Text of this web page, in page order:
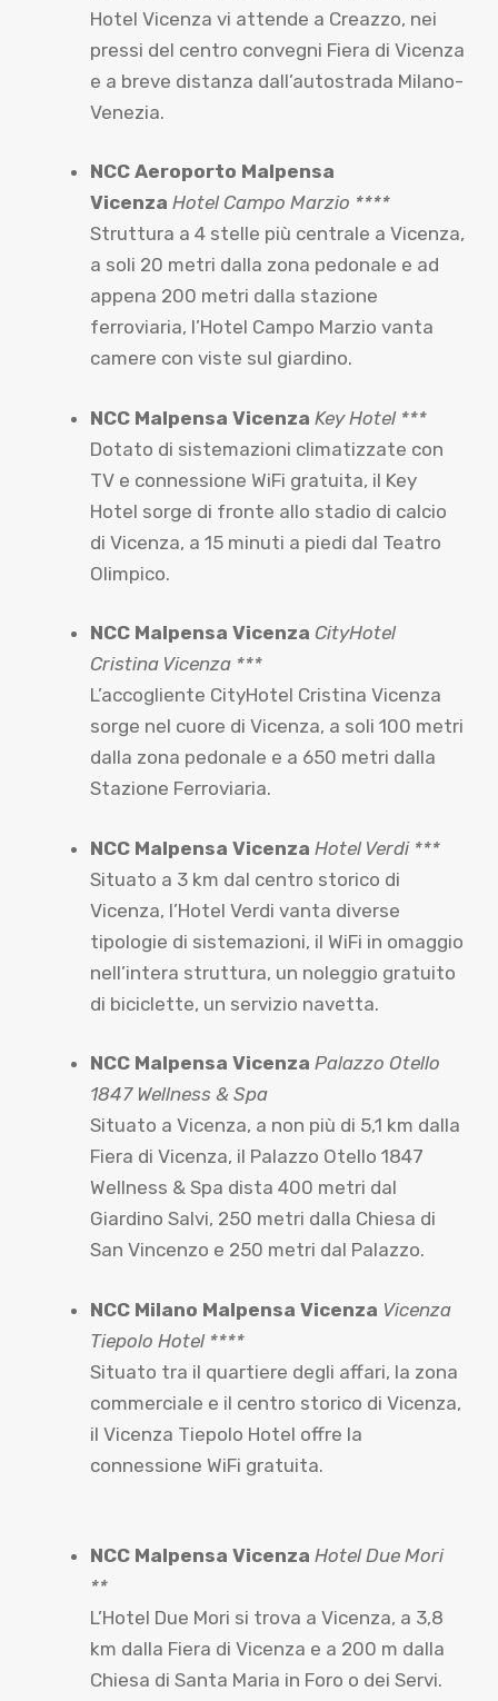
Hotel Vicenza vi attende a Creazzo, nei
pressi del centro convegni Fiera di Vicenza
e a breve distanza dall’autostrada Milano-
Venezia.
NCC Aeroporto Malpensa
Vicenza Hotel Campo Marzio ****
Struttura a 4 stelle più centrale a Vicenza,
a soli 20 metri dalla zona pedonale e ad
appena 200 metri dalla stazione
ferroviaria, l’Hotel Campo Marzio vanta
camere con viste sul giardino.
NCC Malpensa Vicenza Key Hotel ***
Dotato di sistemazioni climatizzate con
TV e connessione WiFi gratuita, il Key
Hotel sorge di fronte allo stadio di calcio
di Vicenza, a 15 minuti a piedi dal Teatro
Olimpico.
NCC Malpensa Vicenza CityHotel
Cristina Vicenza ***
L’accogliente CityHotel Cristina Vicenza
sorge nel cuore di Vicenza, a soli 100 metri
dalla zona pedonale e a 650 metri dalla
Stazione Ferroviaria.
NCC Malpensa Vicenza Hotel Verdi ***
Situato a 3 km dal centro storico di
Vicenza, l’Hotel Verdi vanta diverse
tipologie di sistemazioni, il WiFi in omaggio
nell’intera struttura, un noleggio gratuito
di biciclette, un servizio navetta.
NCC Malpensa Vicenza Palazzo Otello
1847 Wellness & Spa
Situato a Vicenza, a non più di 5,1 km dalla
Fiera di Vicenza, il Palazzo Otello 1847
Wellness & Spa dista 400 metri dal
Giardino Salvi, 250 metri dalla Chiesa di
San Vincenzo e 250 metri dal Palazzo.
NCC Milano Malpensa Vicenza Vicenza
Tiepolo Hotel ****
Situato tra il quartiere degli affari, la zona
commerciale e il centro storico di Vicenza,
il Vicenza Tiepolo Hotel offre la
connessione WiFi gratuita.
NCC Malpensa Vicenza Hotel Due Mori
**
L’Hotel Due Mori si trova a Vicenza, a 3,8
km dalla Fiera di Vicenza e a 200 m dalla
Chiesa di Santa Maria in Foro o dei Servi.